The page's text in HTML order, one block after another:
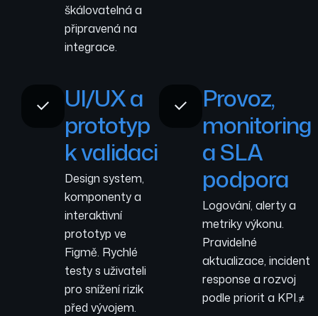
škálovatelná a
připravená na
integrace.
UI/UX a
prototyp
k validaci
Design system,
komponenty a
interaktivní
prototyp ve
Figmě. Rychlé
testy s uživateli
pro snížení rizik
před vývojem.
Provoz,
monitoring
a SLA
podpora
Logování, alerty a
metriky výkonu.
Pravidelné
aktualizace, incident
response a rozvoj
podle priorit a KPI.≠